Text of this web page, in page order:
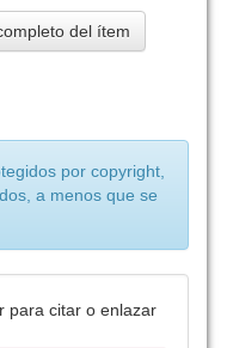
del ítem
por copyright,
a menos que se
para citar o enlazar